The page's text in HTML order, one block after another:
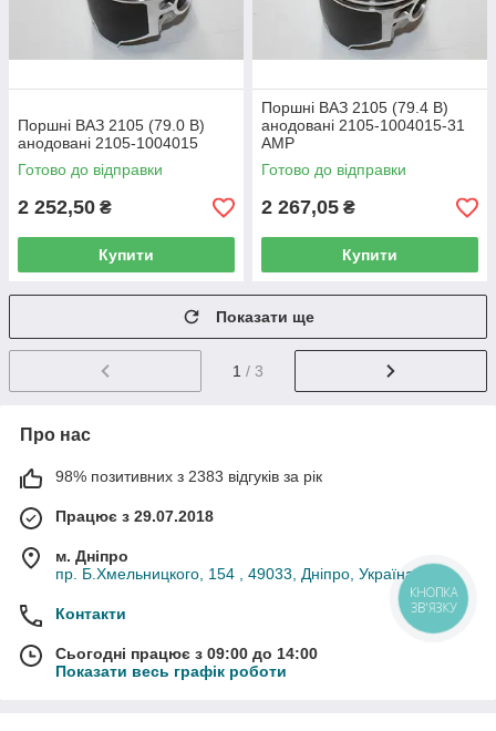
Поршні ВАЗ 2105 (79.0 В)
анодовані 2105-1004015
Готово до відправки
2 252,50 ₴
Купити
Поршні ВАЗ 2105 (79.4 В)
анодовані 2105-1004015-31
AMP
Готово до відправки
2 267,05 ₴
Купити
Показати ще
1 / 3
Про нас
98% позитивних з 2383 відгуків за рік
Працює з 29.07.2018
м. Дніпро
пр. Б.Хмельницкого, 154 , 49033, Дніпро, Україна
Контакти
Сьогодні працює з 09:00 до 14:00
Показати весь графік роботи
КНОПКА
ЗВ'ЯЗКУ